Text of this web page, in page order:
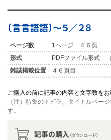
〔言言語語〕〜５／２８
ページ数
1ページ ４６頁
形式
PDFファイル形式 （
雑誌掲載位置
４６頁目
ご購入の前に記事の内容と文字数をお
（注）特集のトビラ、タイトルペー
す。
記事の購入 （ダウンロード）